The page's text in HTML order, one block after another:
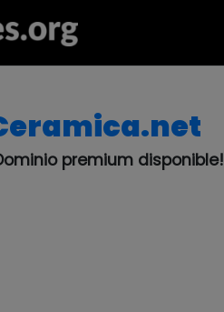
premium disponible!